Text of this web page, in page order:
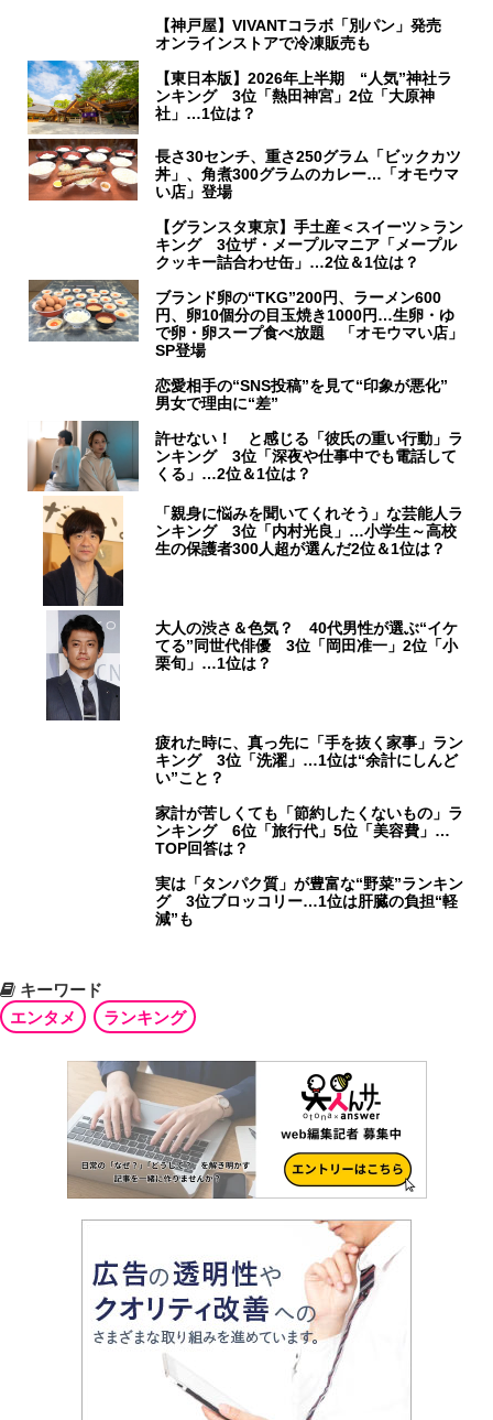
【神戸屋】VIVANTコラボ「別パン」発売
オンラインストアで冷凍販売も
【東日本版】2026年上半期 “人気”神社ラ
ンキング 3位「熱田神宮」2位「大原神
社」…1位は？
長さ30センチ、重さ250グラム「ビックカツ
丼」、角煮300グラムのカレー…「オモウマ
い店」登場
【グランスタ東京】手土産＜スイーツ＞ラン
キング 3位ザ・メープルマニア「メープル
クッキー詰合わせ缶」…2位＆1位は？
ブランド卵の“TKG”200円、ラーメン600
円、卵10個分の目玉焼き1000円…生卵・ゆ
で卵・卵スープ食べ放題 「オモウマい店」
SP登場
恋愛相手の“SNS投稿”を見て“印象が悪化”
男女で理由に“差”
許せない！ と感じる「彼氏の重い行動」ラ
ンキング 3位「深夜や仕事中でも電話して
くる」…2位＆1位は？
「親身に悩みを聞いてくれそう」な芸能人ラ
ンキング 3位「内村光良」…小学生～高校
生の保護者300人超が選んだ2位＆1位は？
大人の渋さ＆色気？ 40代男性が選ぶ“イケ
てる”同世代俳優 3位「岡田准一」2位「小
栗旬」…1位は？
疲れた時に、真っ先に「手を抜く家事」ラン
キング 3位「洗濯」…1位は“余計にしんど
い”こと？
家計が苦しくても「節約したくないもの」ラ
ンキング 6位「旅行代」5位「美容費」…
TOP回答は？
実は「タンパク質」が豊富な“野菜”ランキン
グ 3位ブロッコリー…1位は肝臓の負担“軽
減”も
キーワード
エンタメ
ランキング